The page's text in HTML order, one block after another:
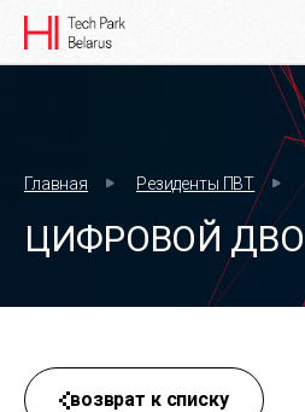
Главная Резиденты ПВТ
ЦИФРОВОЙ
возврат к списку